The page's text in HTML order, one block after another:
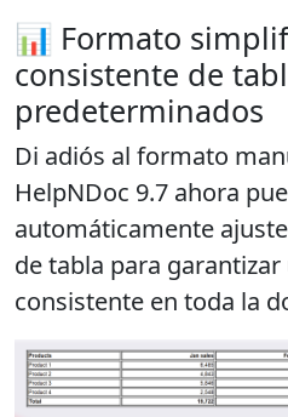
📊 Formato
consistente de
predeterminados
Di adiós al formato
HelpNDoc 9.7 ahora
automáticamente
de tabla para
consistente en toda la